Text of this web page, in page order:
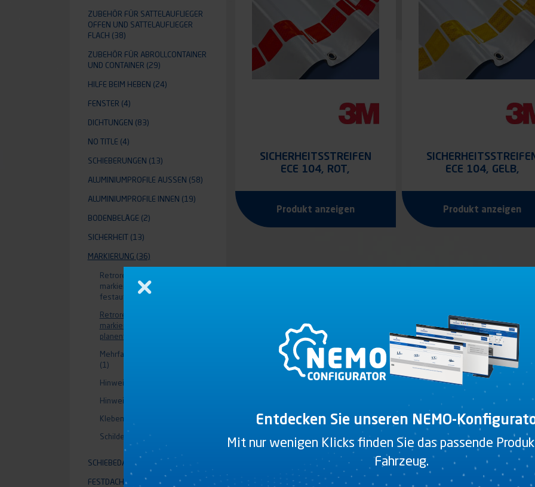
SICHERHEITSSTREIFEN
ECE 104, ROT,
Produkt anzeigen
ECE 104, GELB,
Produkt anzeigen
ZUBEHÖR FÜR SATTELAUFLIEGER
OFFEN UND SATTELAUFLIEGER
FLACH (38)
ZUBEHÖR FÜR ABROLLCONTAINER
UND CONTAINER (29)
HILFE BEIM HEBEN (24)
FENSTER (4)
DICHTUNGEN (83)
NO TITLE (4)
SCHIEBERUNGEN (13)
ALUMINIUMPROFILE AUSSEN (58)
ALUMINIUMPROFILE INNEN (19)
BODENBELÄGE (2)
SICHERHEIT (13)
MARKIERUNG (36)
Retroreflektierndes
markierungsband für
festaufbauten
Retroreflektierndes
markierungsband für
planenfahrzeuge
Mehrfarbige markierungsbänder
(1)
Hinweisschilder für lkw
Hinweisschilder für anhänger
Klebemarkierungen
Schilder symbole
SCHIEBEDACH OPEN (35)
FESTDACH OPEN
Entdecken Sie unseren NEMO-
Mit nur wenigen Klicks finden Sie das passende
Fahrzeug.